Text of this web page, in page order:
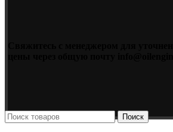
Поиск